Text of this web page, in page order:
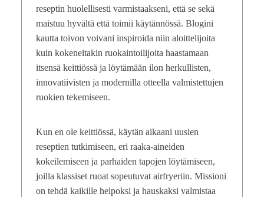
reseptin huolellisesti varmistaakseni, että se sekä
maistuu hyvältä että toimii käytännössä. Blogini
kautta toivon voivani inspiroida niin aloittelijoita
kuin kokeneitakin ruokaintoilijoita haastamaan
itsensä keittiössä ja löytämään ilon herkullisten,
innovatiivisten ja modernilla otteella valmistettujen
ruokien tekemiseen.
Kun en ole keittiössä, käytän aikaani uusien
reseptien tutkimiseen, eri raaka-aineiden
kokeilemiseen ja parhaiden tapojen löytämiseen,
joilla klassiset ruoat sopeutuvat airfryeriin. Missioni
on tehdä kaikille helpoksi ja hauskaksi valmistaa